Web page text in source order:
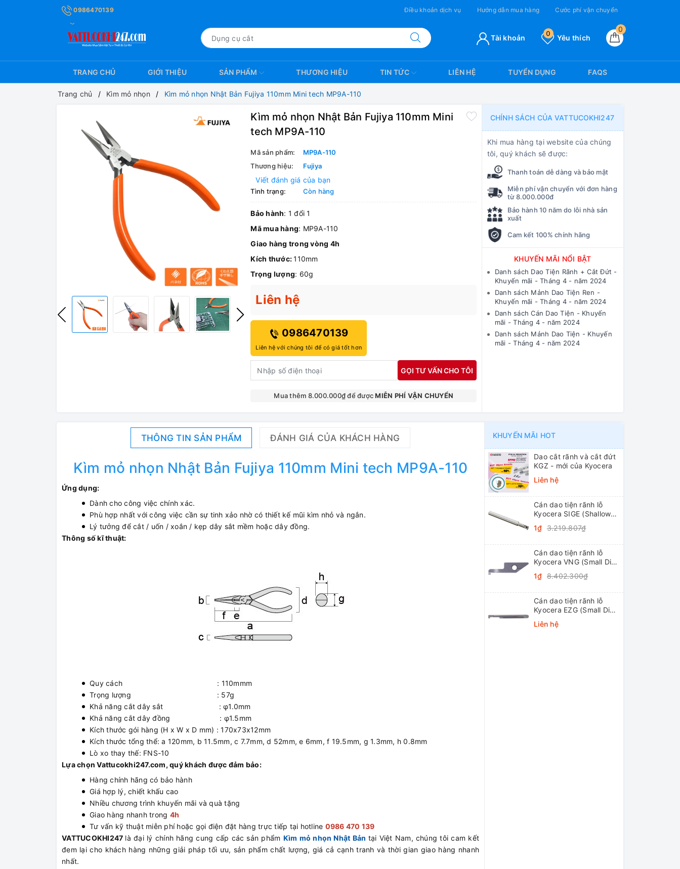
0986470139 Điều khoản dịch vụ Hướng dẫn mua hàng Cước phí vận chuyển
0
Yêu thích
0
Tài khoản
TRANG CHỦ GIỚI THIỆU SẢN PHẨM THƯƠNG HIỆU TIN TỨC LIÊN HỆ TUYỂN DỤNG FAQS
Trang chủ Kìm mỏ nhọn Kìm mỏ nhọn Nhật Bản Fujiya 110mm Mini tech MP9A-110
Kìm mỏ nhọn Nhật Bản Fujiya 110mm Mini
tech MP9A-110
Mã sản phẩm:
MP9A-110
Thương hiệu:
Fujiya
Viết đánh giá của bạn
Tình trạng: Còn hàng
Bảo hành: 1 đổi 1
Mã mua hàng: MP9A-110
Giao hàng trong vòng 4h
Kích thước:110mm
Trọng lượng: 60g
Liên hệ
0986470139
Liên hệ với chúng tôi để có giá tốt hơn
GỌI TƯ VẤN CHO TÔI
Mua thêm 8.000.000₫ để đượcMIỄN PHÍ VẬN CHUYỂN
CHÍNH SÁCH CỦA VATTUCOKHI247
Khi mua hàng tại website của chúng
tôi, quý khách sẽ được:
Thanh toán dễ dàng và bảo mật
Miễn phí vận chuyển với đơn hàng
từ 8.000.000đ
Bảo hành 10 năm do lỗi nhà sản
xuất
Cam kết 100% chính hãng
KHUYẾN MÃI NỔI BẬT
Danh sách Dao Tiện Rãnh + Cắt Đứt -
Khuyến mãi - Tháng 4 - năm 2024
Danh sách Mảnh Dao Tiện Ren -
Khuyến mãi - Tháng 4 - năm 2024
Danh sách Cán Dao Tiện - Khuyến
mãi - Tháng 4 - năm 2024
Danh sách Mảnh Dao Tiện - Khuyến
mãi - Tháng 4 - năm 2024
THÔNG TIN SẢN PHẨM ĐÁNH GIÁ CỦA KHÁCH HÀNG
Kìm mỏ nhọn Nhật Bản Fujiya 110mm Mini tech MP9A-110
Ứng dụng:
Dành cho công việc chính xác.
Phù hợp nhất với công việc cần sự tinh xảo nhờ có thiết kế mũi kìm nhỏ và ngắn.
Lý tưởng để cắt / uốn / xoắn / kẹp dây sắt mềm hoặc dây đồng.
Thông số kĩ thuật:
Quy cách : 110mmm
Trọng lượng : 57g
Khả năng cắt dây sắt : φ1.0mm
Khả năng cắt dây đồng : φ1.5mm
Kích thước gói hàng (H x W x D mm) : 170x73x12mm
Kích thước tổng thể: a 120mm, b 11.5mm, c 7.7mm, d 52mm, e 6mm, f 19.5mm, g 1.3mm, h 0.8mm
Lò xo thay thế: FNS-10
Lựa chọn Vattucokhi247.com, quý khách được đảm bảo:
Hàng chính hãng có bảo hành
Giá hợp lý, chiết khấu cao
Nhiều chương trình khuyến mãi và quà tặng
Giao hàng nhanh trong 4h
Tư vấn kỹ thuật miễn phí hoặc gọi điện đặt hàng trực tiếp tại hotline 0986 470 139
VATTUCOKHI247 là đại lý chính hãng cung cấp các sản phẩm Kìm mỏ nhọn Nhật Bản tại Việt Nam, chúng tôi cam kết
đem lại cho khách hàng những giải pháp tối ưu, sản phẩm chất lượng, giá cả cạnh tranh và thời gian giao hàng nhanh
nhất.
KHUYẾN MÃI HOT
Dao cắt rãnh và cắt đứt
KGZ - mới của Kyocera
Liên hệ
Cán dao tiện rãnh lỗ
Kyocera SIGE (Shallow
1₫ 3.219.807₫
Cán dao tiện rãnh lỗ
Kyocera VNG (Small Dia.
System Tip-Bars)
1₫ 8.402.300₫
Cán dao tiện rãnh lỗ
Kyocera EZG (Small Dia.
Bars)
Liên hệ